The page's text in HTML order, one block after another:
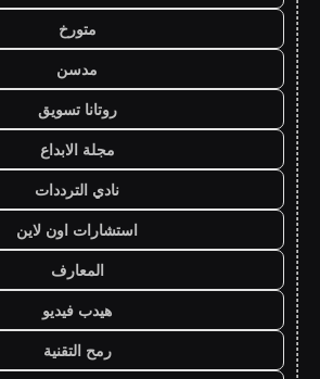
متورخ
مدسن
روتانا تسويق
مجلة الابداع
نادي الترددات
استشارات اون لاين
المعارف
هيدب فيديو
رمح التقنية